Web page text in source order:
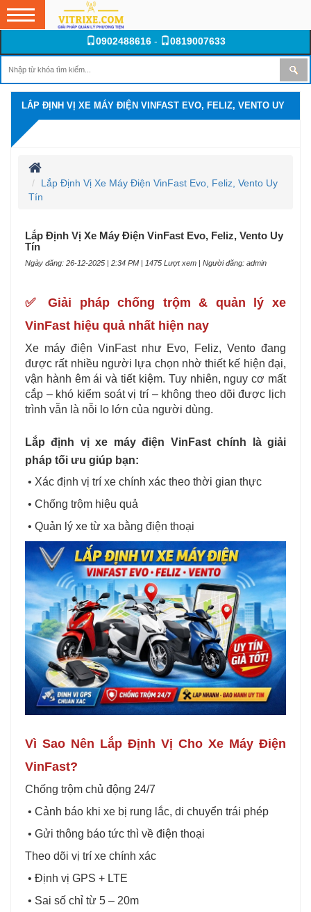
0902488616- 0819007633
LẮP ĐỊNH VỊ XE MÁY ĐIỆN VINFAST EVO, FELIZ, VENTO UY
TÍN
Lắp Định Vị Xe Máy Điện VinFast Evo, Feliz, Vento Uy
Tín
Lắp Định Vị Xe Máy Điện VinFast Evo, Feliz, Vento Uy
Tín
Ngày đăng: 26-12-2025 | 2:34 PM | 1475 Lượt xem | Người đăng: admin
✅ Giải pháp chống trộm & quản lý xe
VinFast hiệu quả nhất hiện nay
Xe máy điện VinFast như Evo, Feliz, Vento đang
được rất nhiều người lựa chọn nhờ thiết kế hiện đại,
vận hành êm ái và tiết kiệm. Tuy nhiên, nguy cơ mất
cắp – khó kiểm soát vị trí – không theo dõi được lịch
trình vẫn là nỗi lo lớn của người dùng.
Lắp định vị xe máy điện VinFast chính là giải
pháp tối ưu giúp bạn:
• Xác định vị trí xe chính xác theo thời gian thực
• Chống trộm hiệu quả
• Quản lý xe từ xa bằng điện thoại
Vì Sao Nên Lắp Định Vị Cho Xe Máy Điện
VinFast?
Chống trộm chủ động 24/7
• Cảnh báo khi xe bị rung lắc, di chuyển trái phép
• Gửi thông báo tức thì về điện thoại
Theo dõi vị trí xe chính xác
• Định vị GPS + LTE
• Sai số chỉ từ 5 – 20m